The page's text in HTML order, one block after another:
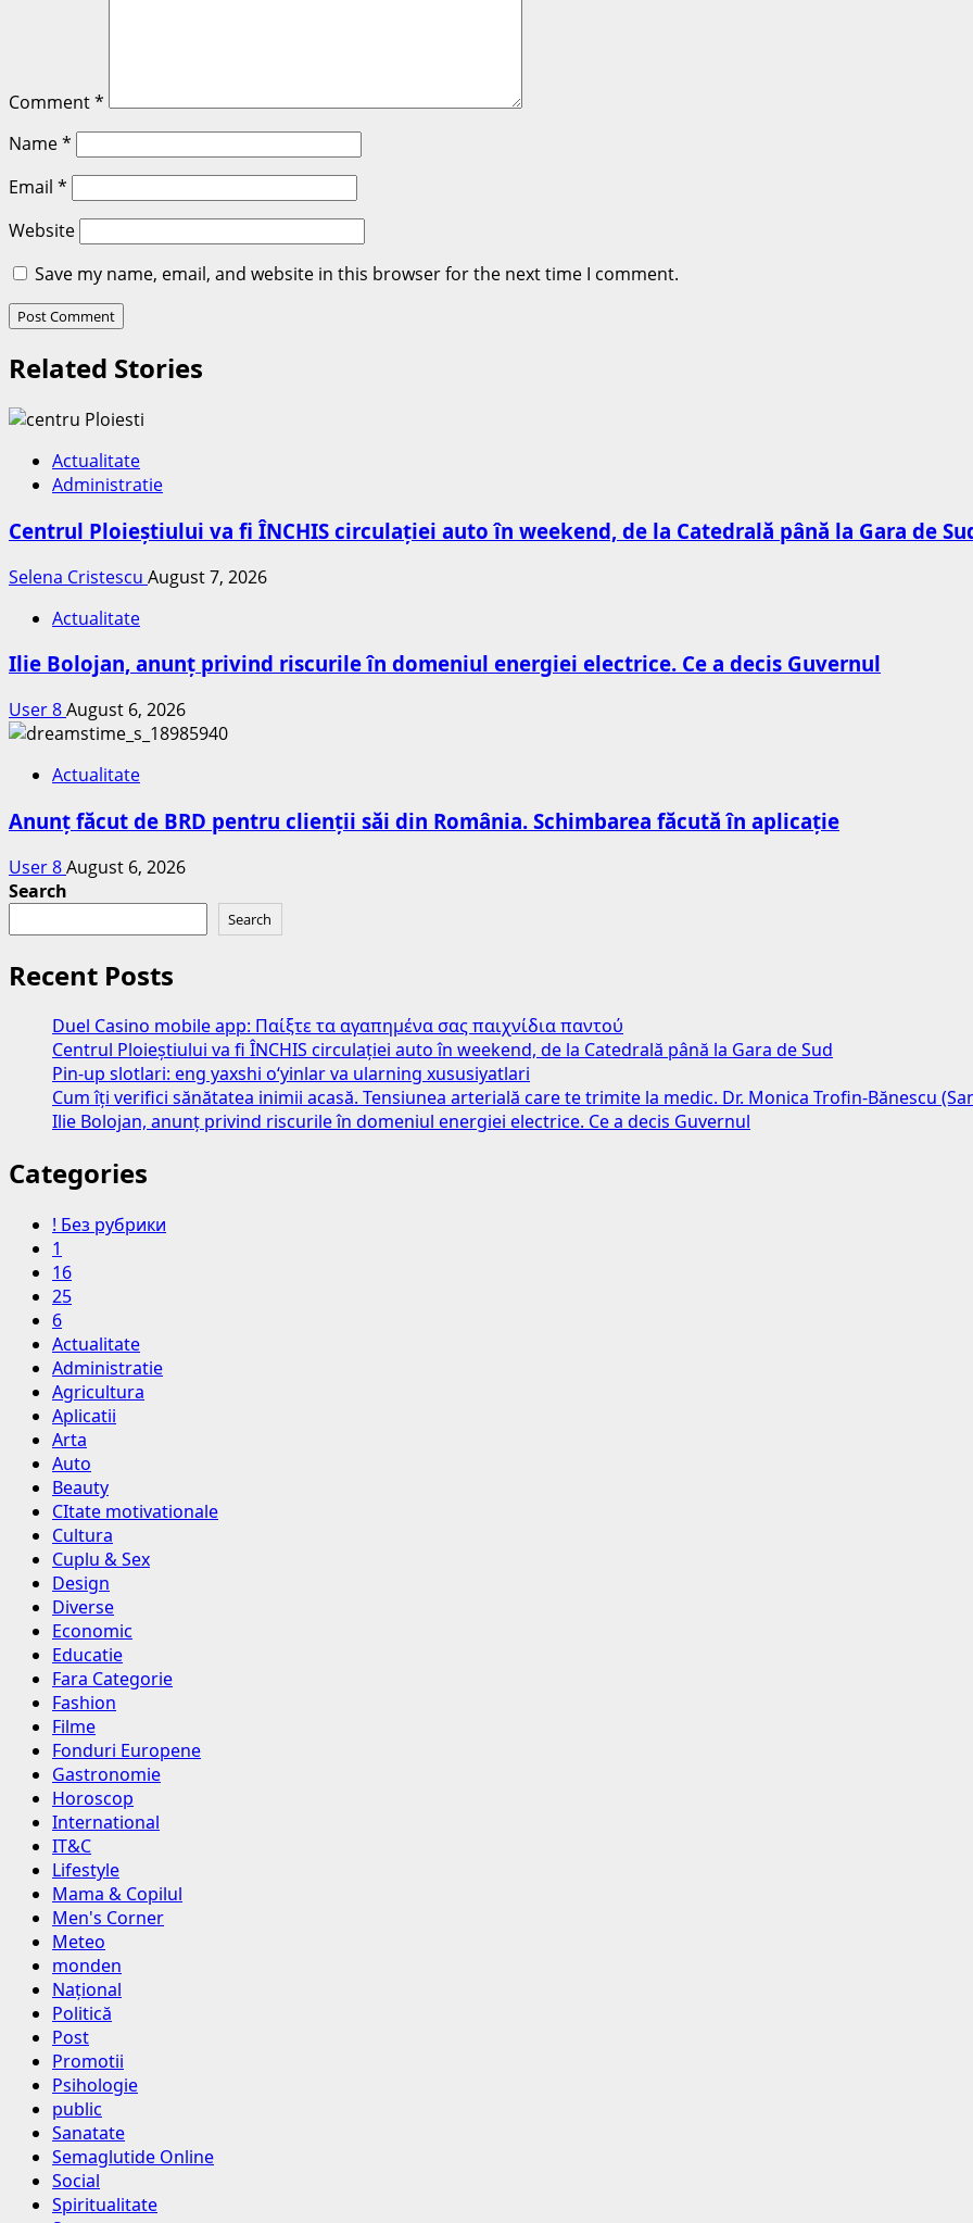
Comment*
Name*
Email *
Website
Save my name, email, and website in this browser for the next time I comment.
Related Stories
Actualitate
Administratie
Centrul Ploieștiului va fi ÎNCHIS circulației auto în weekend, de la Catedrală până la Gara de
Selena Cristescu August 7, 2026
Actualitate
Ilie Bolojan, anunț privind riscurile în domeniul energiei electrice. Ce a decis Guvernul
User 8August 6, 2026
Actualitate
Anunț făcut de BRD pentru clienții săi din România. Schimbarea făcută în aplicație
User 8August 6, 2026
Search
Search
Recent Posts
Duel Casino mobile app: Παίξτε τα αγαπημένα σας παιχνίδια παντού
Centrul Ploieștiului va fi ÎNCHIS circulației auto în weekend, de la Catedrală până la Gara de Sud
Pin-up slotlari: eng yaxshi o‘yinlar va ularning xususiyatlari
Cum îți verifici sănătatea inimii acasă. Tensiunea arterială care te trimite la medic. Dr. Monica Trofin-Bănescu
Ilie Bolojan, anunț privind riscurile în domeniul energiei electrice. Ce a decis Guvernul
Categories
! Без рубрики
1
16
25
6
Actualitate
Administratie
Agricultura
Aplicatii
Arta
Auto
Beauty
CItate motivationale
Cultura
Cuplu & Sex
Design
Diverse
Economic
Educatie
Fara Categorie
Fashion
Filme
Fonduri Europene
Gastronomie
Horoscop
International
IT&C
Lifestyle
Mama & Copilul
Men's Corner
Meteo
monden
Național
Politică
Post
Promotii
Psihologie
public
Sanatate
Semaglutide Online
Social
Spiritualitate